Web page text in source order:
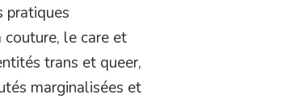
pratiques
couture, le care et
trans et queer,
marginalisées et